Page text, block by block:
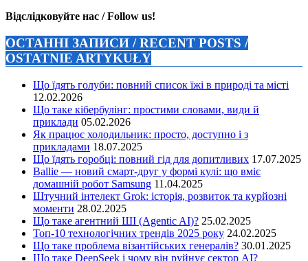
Відслідковуйте нас / Follow us!
ОСТАННІ ЗАПИСИ / RECENT POSTS /
OSTATNIE ARTYKUŁY
Що їдять голуби: повний список їжі в природі та місті
12.02.2026
Що таке кібербулінг: простими словами, види й
приклади 05.02.2026
Як працює холодильник: просто, доступно і з
прикладами 18.07.2025
Що їдять горобці: повний гід для допитливих 17.07.2025
Ballie — новий смарт-друг у формі кулі: що вміє
домашній робот Samsung 11.04.2025
Штучний інтелект Grok: історія, розвиток та курйозні
моменти 28.02.2025
Що таке агентний ШІ (Agentic AI)? 25.02.2025
Топ-10 технологічних трендів 2025 року 24.02.2025
Що таке проблема візантійських генералів? 30.01.2025
Що таке DeepSeek і чому він руйнує сектор АІ?